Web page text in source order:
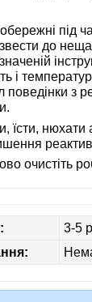
під
до
і
поведінки з
їсти,
очистіть
3-5